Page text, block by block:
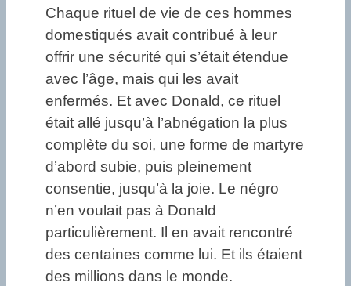
Chaque rituel de vie de ces hommes
domestiqués avait contribué à leur
offrir une sécurité qui s’était étendue
avec l’âge, mais qui les avait
enfermés. Et avec Donald, ce rituel
était allé jusqu’à l’abnégation la plus
complète du soi, une forme de martyre
d’abord subie, puis pleinement
consentie, jusqu’à la joie. Le négro
n’en voulait pas à Donald
particulièrement. Il en avait rencontré
des centaines comme lui. Et ils étaient
des millions dans le monde.